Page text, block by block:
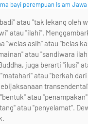
bayi perempuan Islam
atau "tak lekang oleh
atau "ilahi".
"welas asih" atau "belas
atau "sandiwara
juga berarti "ilusi"
atau "berkah
atau
atau "penyelamat".